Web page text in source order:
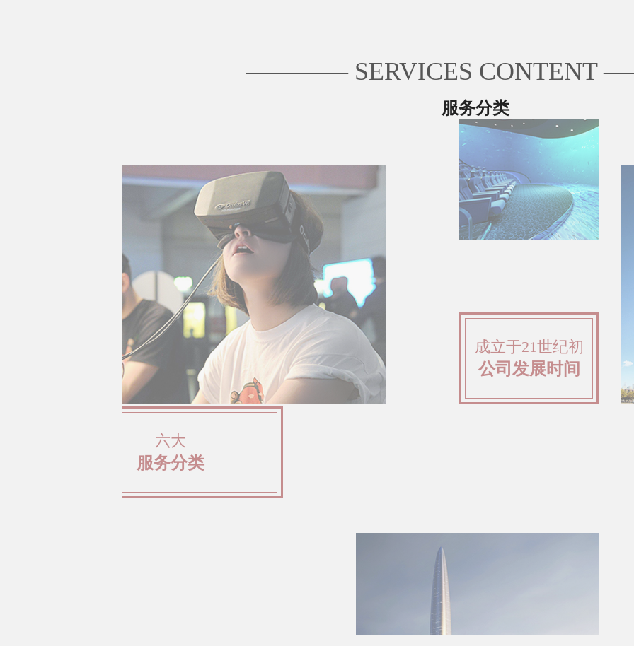
———— SERVICES
服务分类
成立于21世纪初
公司发展时间
六大
服务分类